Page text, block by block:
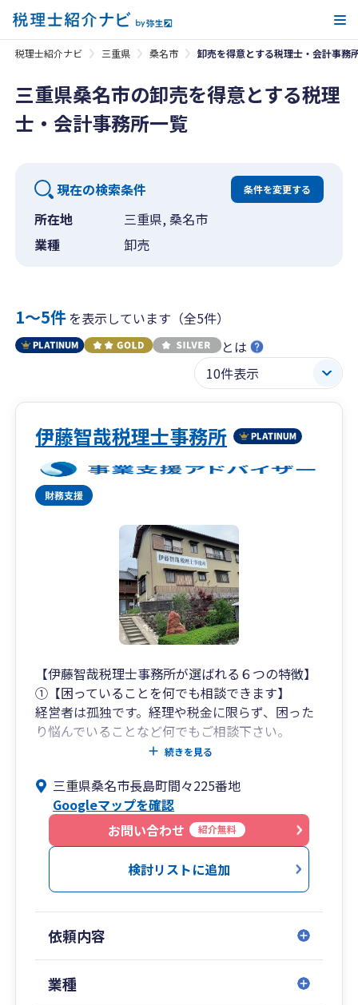
税理士紹介ナビ 三重県 桑名市 卸売を得意とする税理士・会計事務
三重県桑名市の卸売を得意とする税理
士・会計事務所一覧
現在の検索条件 条件を変更する
所在地
三重県, 桑名市
業種
卸売
1〜5件を表示しています（全5件）
とは
伊藤智哉税理士事務所
【伊藤智哉税理士事務所が選ばれる６つの特徴】
①【困っていることを何でも相談できます】
経営者は孤独です。経理や税金に限らず、困った
り悩んでいることなど何でもご相談下さい。
専門外のことでも、どの専門家に何を話せばよい
す。
②【経営者の気持ちの分かる税理士です】
私は顧問先ゼロから事務所を立ち上げましたの
で、起業した方の苦労もよくわかります。
また、現在スタッフも複数人在籍しておりますの
となるように努めてまいります。
③【お客様に合った「経理の合理化」と「節税の
続きを見る
三重県桑名市長島町間々225番地
Googleマップを確認
お問い合わせ
紹介無料
検討リストに追加
依頼内容
業種